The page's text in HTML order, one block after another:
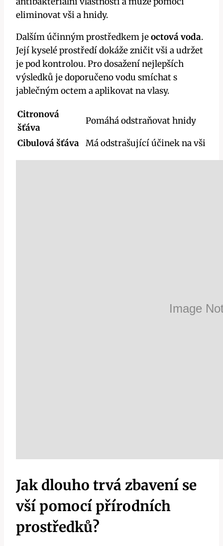
eliminovat ‌vši a hnidy.
Dalším účinným prostředkem jeoctová voda.
Její kyselé prostředí dokáže zničit vši a ​udržet
je pod kontrolou. Pro⁢ dosažení nejlepších
výsledků je doporučeno vodu smíchat s
jablečným octem a aplikovat na ‍vlasy.
Citronová
šťáva
Pomáhá odstraňovat hnidy
Cibulová šťáva Má odstrašující účinek na vši
Jak dlouho trvá zbavení se
vší pomocí‍ přírodních
prostředků?